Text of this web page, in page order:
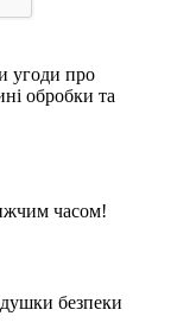
угоди про
обробки та
часом!
безпеки